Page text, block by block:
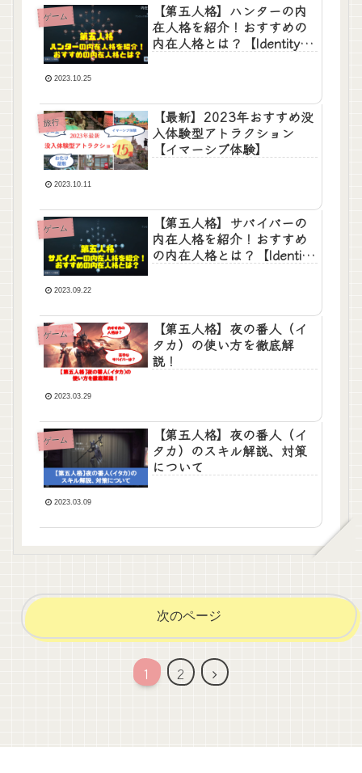
ゲーム
【第五人格】ハンターの内
在人格を紹介！おすすめの
内在人格とは？【Identity
2023.10.25
旅行
【最新】2023年おすすめ没
入体験型アトラクション
【イマーシブ体験】
2023.10.11
ゲーム
【第五人格】サバイバーの
内在人格を紹介！おすすめ
の内在人格とは？【Identity
2023.09.22
ゲーム
【第五人格】夜の番人（イ
タカ）の使い方を徹底解
説！
2023.03.29
ゲーム
【第五人格】夜の番人（イ
タカ）のスキル解説、対策
について
2023.03.09
次のページ
1 2
次